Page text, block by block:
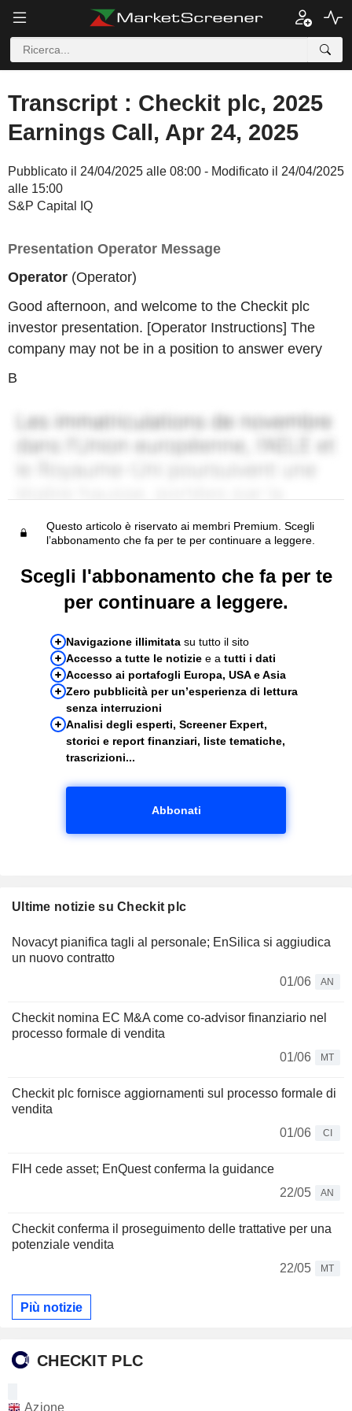
Transcript : Checkit plc, 2025
Earnings Call, Apr 24, 2025
Pubblicato il 24/04/2025 alle 08:00 - Modificato il 24/04/2025
alle 15:00
S&P Capital IQ
Presentation Operator Message
Operator (Operator)
Good afternoon, and welcome to the Checkit plc
investor presentation. [Operator Instructions] The
company may not be in a position to answer every
B
Questo articolo è riservato ai membri Premium. Scegli
l’abbonamento che fa per te per continuare a leggere.
Scegli l'abbonamento che fa per te
per continuare a leggere.
Navigazione illimitata su tutto il sito
Accesso a tutte le notizie e a tutti i dati
Accesso ai portafogli Europa, USA e Asia
Zero pubblicità per un’esperienza di lettura
senza interruzioni
Analisi degli esperti, Screener Expert,
storici e report finanziari, liste tematiche,
trascrizioni...
Abbonati
Ultime notizie su Checkit plc
Novacyt pianifica tagli al personale; EnSilica si aggiudica
un nuovo contratto
01/06
AN
Checkit nomina EC M&A come co-advisor finanziario nel
processo formale di vendita
01/06
MT
Checkit plc fornisce aggiornamenti sul processo formale di
vendita
01/06
CI
FIH cede asset; EnQuest conferma la guidance
22/05
AN
Checkit conferma il proseguimento delle trattative per una
potenziale vendita
22/05
MT
Più notizie
CHECKIT PLC
Azione